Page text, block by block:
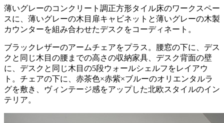
薄いグレーのコンクリート調正方形タイル床のワークスペー
スに、薄いグレーの木目扉キャビネットと薄いグレーの木製
カウンターを組み合わせたデスクをコーディネート。
ブラックレザーのアームチェアをプラス。腰窓の下に、デス
クと同じ木目の腰までの高さの収納家具、デスク背面の壁
に、デスクと同じ木目の5段ウォールシェルフをレイアウ
ト。チェアの下に、赤茶色×赤紫×ブルーのオリエンタルラ
グを敷き、ヴィンテージ感をアップした北欧スタイルのイン
テリア。